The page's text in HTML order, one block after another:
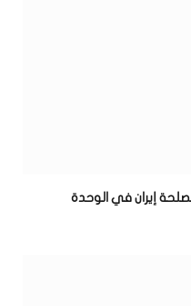
إيران في الوحدة